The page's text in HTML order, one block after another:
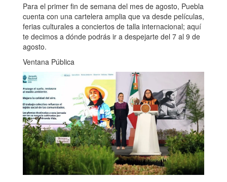
Para el primer fin de semana del mes de agosto, Puebla
cuenta con una cartelera amplia que va desde películas,
ferias culturales a conciertos de talla internacional; aquí
te decimos a dónde podrás ir a despejarte del 7 al 9 de
agosto.
Ventana Pública